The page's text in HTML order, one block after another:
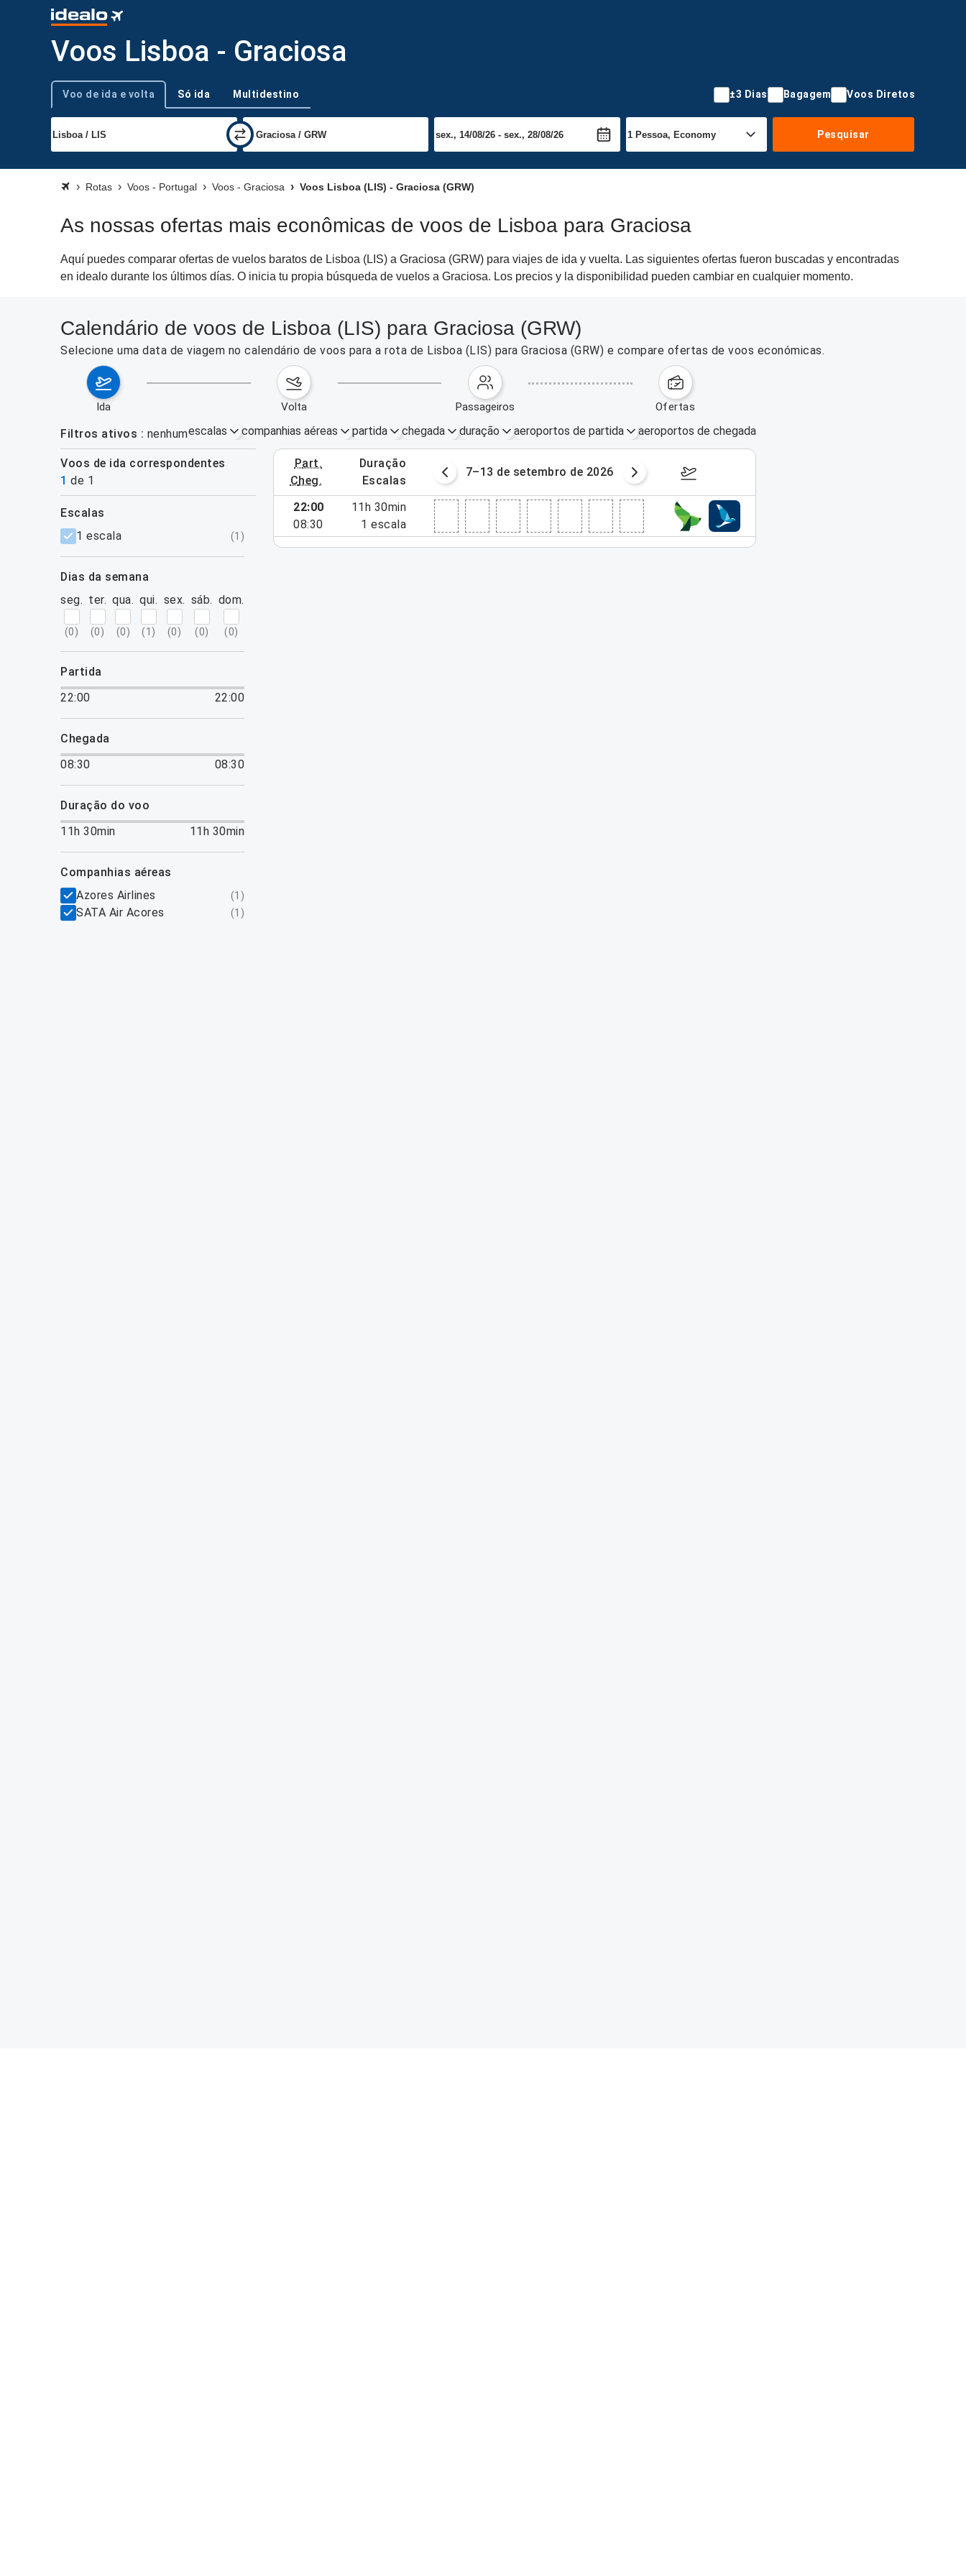
Voos Lisboa - Graciosa
Tipo de viagem
Voo de ida e volta Só ida Multidestino ±3 Dias Bagagem Voos Diretos
Pesquisar
Rotas Voos - Portugal Voos - Graciosa Voos Lisboa (LIS) - Graciosa (GRW)
As nossas ofertas mais econômicas de voos de Lisboa para Graciosa
Aquí puedes comparar ofertas de vuelos baratos de Lisboa (LIS) a Graciosa (GRW) para viajes de ida y vuelta. Las siguientes ofertas fueron buscadas y encontradas
en idealo durante los últimos días. O inicia tu propia búsqueda de vuelos a Graciosa. Los precios y la disponibilidad pueden cambiar en cualquier momento.
Calendário de voos de Lisboa (LIS) para Graciosa (GRW)
Selecione uma data de viagem no calendário de voos para a rota de Lisboa (LIS) para Graciosa (GRW) e compare ofertas de voos económicas.
ida volta passageiros ofertas
Filtros ativos nenhumescalas companhias aéreas partida chegada duração aeroportos de partida aeroportos de chegada
Voos de ida correspondentes
1 de 1
part.
cheg.
duração
escalas
31/08/2026 – 06/09/2026 7–13 de setembro de 2026 14–20 de setembro de 2026
filtros
escalas
1 escala
(1 )
dias da semana
seg.
(0)
ter.
(0)
qua.
(0)
qui.
(1 )
sex.
(0)
sáb.
(0)
dom.
(0)
partida
22:00
22:00
chegada
08:30
08:30
duração do voo
11h 30min
11h 30min
companhias aéreas
Azores Airlines
(1 )
SATA Air Acores (1 )
22:00
08:30
11h 30min
1 escala